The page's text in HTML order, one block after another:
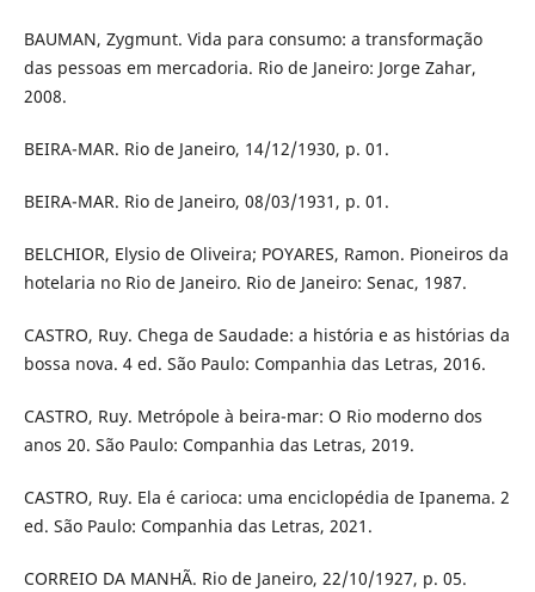
BAUMAN, Zygmunt. Vida para consumo: a transformação
das pessoas em mercadoria. Rio de Janeiro: Jorge Zahar,
2008.
BEIRA-MAR. Rio de Janeiro, 14/12/1930, p. 01.
BEIRA-MAR. Rio de Janeiro, 08/03/1931, p. 01.
BELCHIOR, Elysio de Oliveira; POYARES, Ramon. Pioneiros da
hotelaria no Rio de Janeiro. Rio de Janeiro: Senac, 1987.
CASTRO, Ruy. Chega de Saudade: a história e as histórias da
bossa nova. 4 ed. São Paulo: Companhia das Letras, 2016.
CASTRO, Ruy. Metrópole à beira-mar: O Rio moderno dos
anos 20. São Paulo: Companhia das Letras, 2019.
CASTRO, Ruy. Ela é carioca: uma enciclopédia de Ipanema. 2
ed. São Paulo: Companhia das Letras, 2021.
CORREIO DA MANHÃ. Rio de Janeiro, 22/10/1927, p. 05.